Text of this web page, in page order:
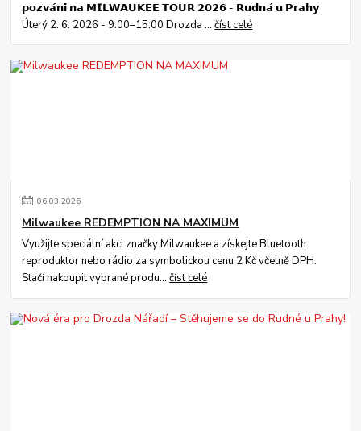
𝗽𝗼𝘇𝘃𝗮́𝗻𝗶́ 𝗻𝗮 𝗠𝗜𝗟𝗪𝗔𝗨𝗞𝗘𝗘 𝗧𝗢𝗨𝗥 𝟮𝟬𝟮𝟲 - 𝗥𝘂𝗱𝗻𝗮́ 𝘂 𝗣𝗿𝗮𝗵𝘆
Úterý 2. 6. 2026 - 9:00–15:00 Drozda ...číst celé
06.03.2026
Milwaukee REDEMPTION NA MAXIMUM
Využijte speciální akci značky Milwaukee a získejte Bluetooth
reproduktor nebo rádio za symbolickou cenu 2 Kč včetně DPH.
Stačí nakoupit vybrané produ...číst celé